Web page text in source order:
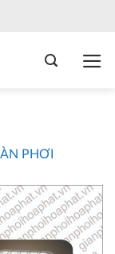
PHƠI